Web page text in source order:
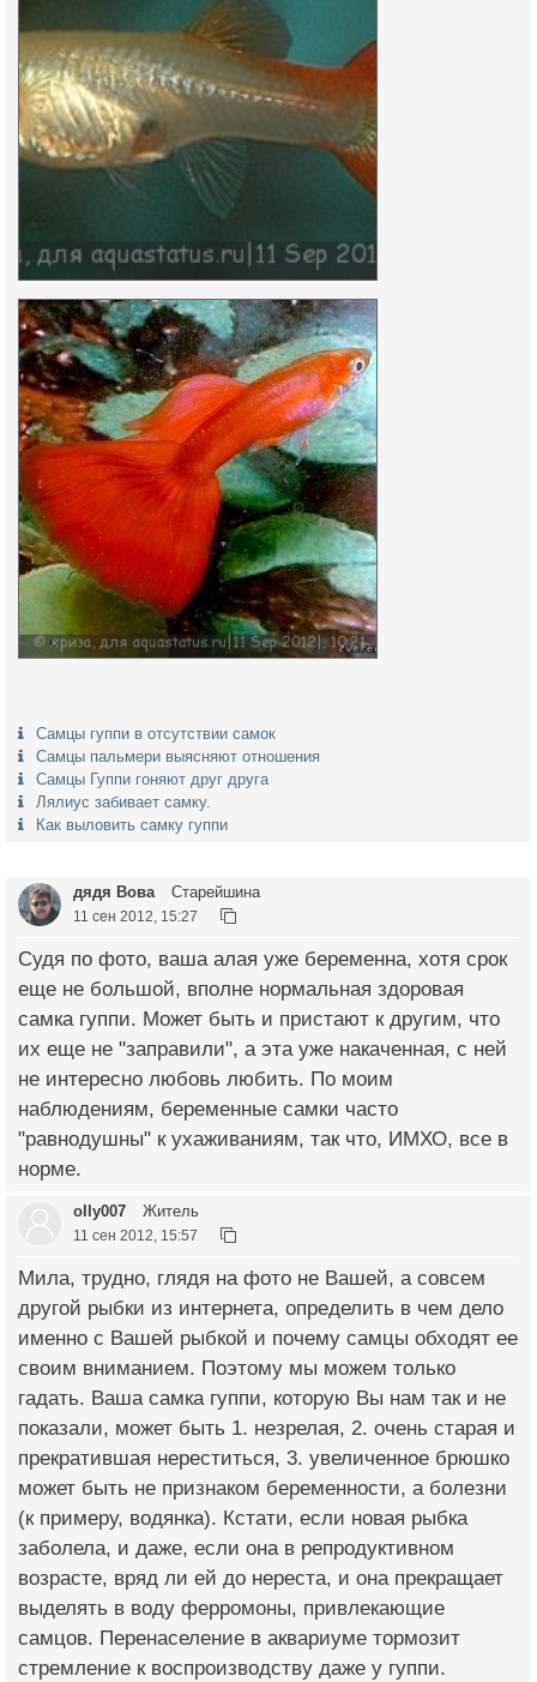
Самцы гуппи в отсутствии самок
Самцы пальмери выясняют отношения
Самцы Гуппи гоняют друг друга
Лялиус забивает самку.
Как выловить самку гуппи
дядя Вова Старейшина
11 сен 2012, 15:27
Судя по фото, ваша алая уже беременна, хотя срок
еще не большой, вполне нормальная здоровая
самка гуппи. Может быть и пристают к другим, что
их еще не "заправили", а эта уже накаченная, с ней
не интересно любовь любить. По моим
наблюдениям, беременные самки часто
"равнодушны" к ухаживаниям, так что, ИМХО, все в
норме.
olly007 Житель
11 сен 2012, 15:57
Мила, трудно, глядя на фото не Вашей, а совсем
другой рыбки из интернета, определить в чем дело
именно с Вашей рыбкой и почему самцы обходят ее
своим вниманием. Поэтому мы можем только
гадать. Ваша самка гуппи, которую Вы нам так и не
показали, может быть 1. незрелая, 2. очень старая и
прекратившая нереститься, 3. увеличенное брюшко
может быть не признаком беременности, а болезни
(к примеру, водянка). Кстати, если новая рыбка
заболела, и даже, если она в репродуктивном
возрасте, вряд ли ей до нереста, и она прекращает
выделять в воду ферромоны, привлекающие
самцов. Перенаселение в аквариуме тормозит
стремление к воспроизводству даже у гуппи.